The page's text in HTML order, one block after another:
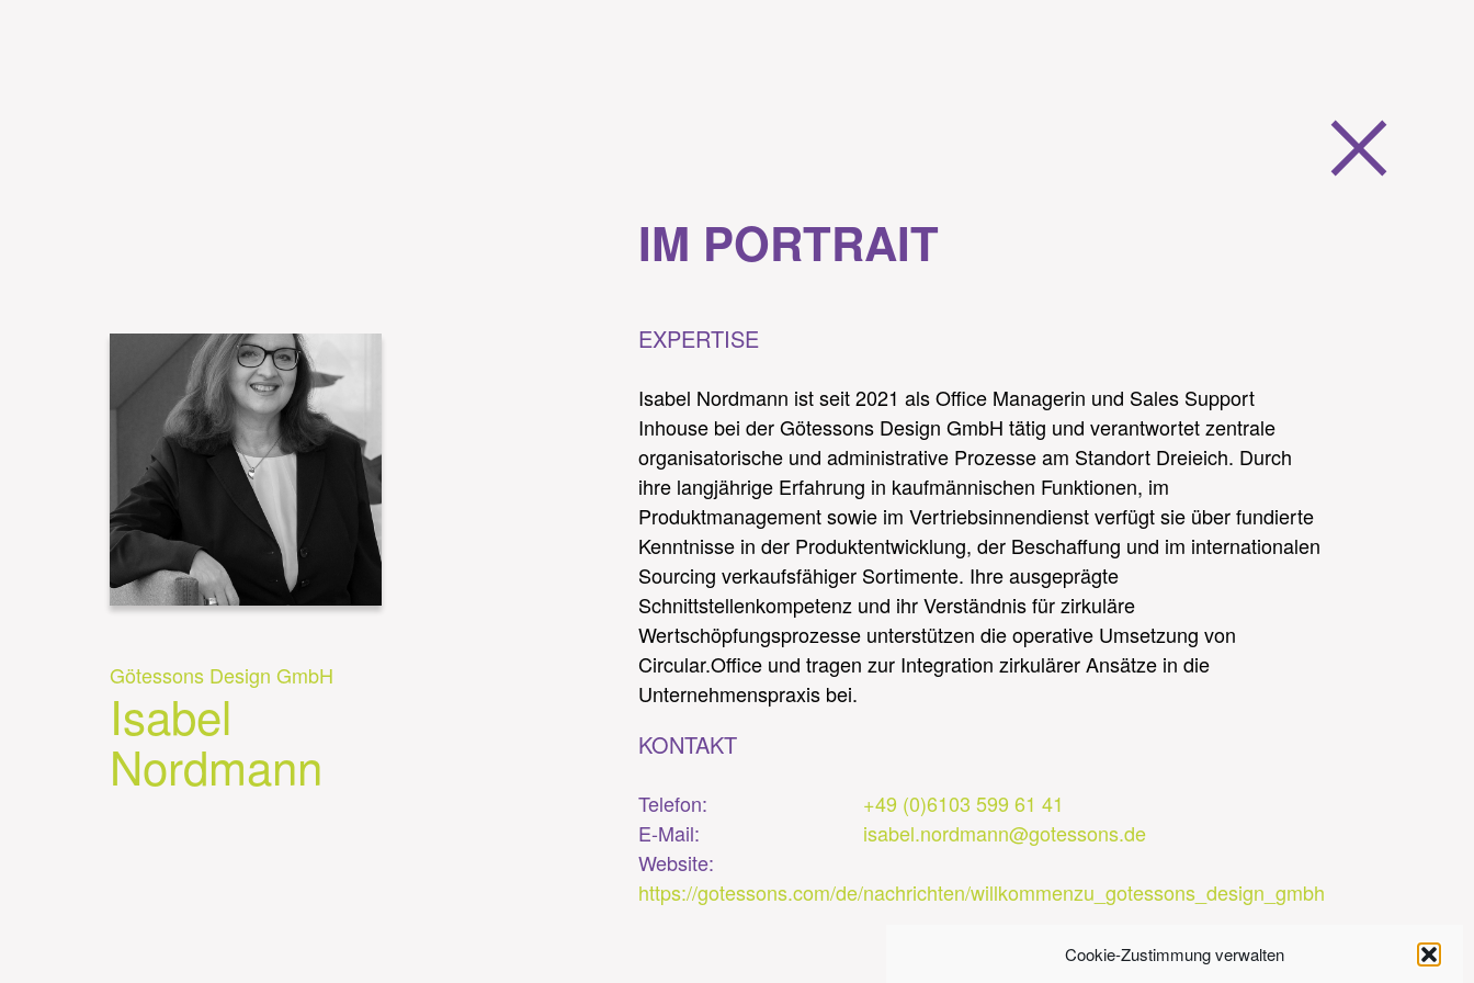
Cookie-Zustimmung verwalten
Götessons Design GmbH
Isabel
Nordmann
IM PORTRAIT
EXPERTISE
Isabel Nordmann ist seit 2021 als Office Managerin und Sales Support
Inhouse bei der Götessons Design GmbH tätig und verantwortet zentrale
organisatorische und administrative Prozesse am Standort Dreieich. Durch
ihre langjährige Erfahrung in kaufmännischen Funktionen, im
Produktmanagement sowie im Vertriebsinnendienst verfügt sie über fundierte
Kenntnisse in der Produktentwicklung, der Beschaffung und im internationalen
Sourcing verkaufsfähiger Sortimente. Ihre ausgeprägte
Schnittstellenkompetenz und ihr Verständnis für zirkuläre
Wertschöpfungsprozesse unterstützen die operative Umsetzung von
Circular.Office und tragen zur Integration zirkulärer Ansätze in die
Unternehmenspraxis bei.
KONTAKT
Telefon:
+49 (0)6103 599 61 41
E-Mail:
isabel.nordmann@gotessons.de
Website:
https://gotessons.com/de/nachrichten/willkommenzu_gotessons_design_gmbh